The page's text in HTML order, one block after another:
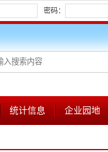
密码：
统计信息 企业园地